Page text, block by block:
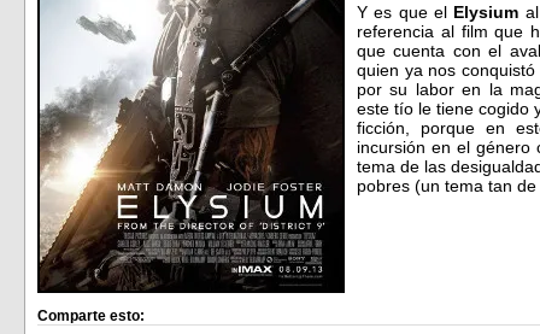
Y es que el Elysium
referencia al film que
que cuenta con el
quien ya nos
por su labor en la
este tío le tiene cogido
ficción, porque en
incursión en el género
tema de las
pobres (un tema tan
Comparte esto: